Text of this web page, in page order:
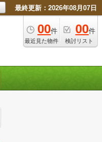
最終更新：2026年08月07日
00件
最近見た物件
00件
検討リスト